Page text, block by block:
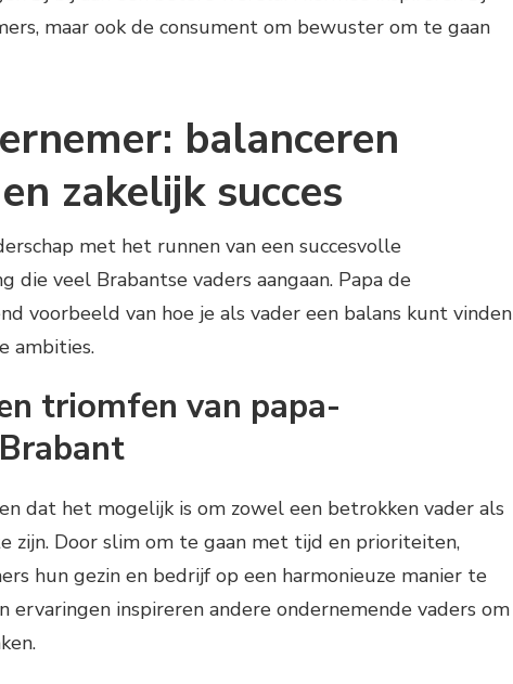
maar ook de consument om bewuster om te gaan
balanceren
zakelijk succes
met het runnen van een succesvolle
die veel Brabantse vaders aangaan. Papa de
voorbeeld van hoe je als vader een balans kunt vinden
ambities.
triomfen van papa-
dat het mogelijk is om zowel een betrokken vader als
zijn. Door slim om te gaan met tijd en prioriteiten,
hun gezin en bedrijf op een harmonieuze manier te
ervaringen inspireren andere ondernemende vaders om